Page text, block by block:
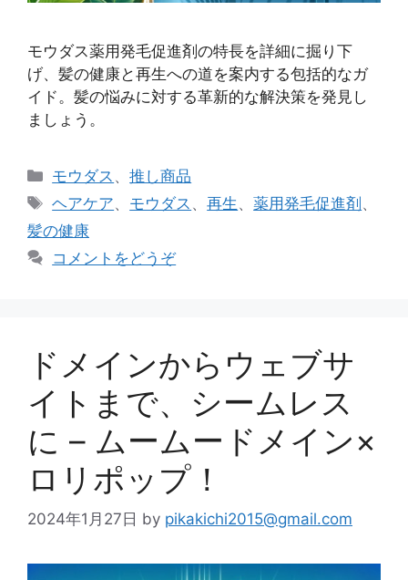
モウダス薬用発毛促進剤の特長を詳細に掘り下
げ、髪の健康と再生への道を案内する包括的なガ
イド。髪の悩みに対する革新的な解決策を発見し
ましょう。
カ
リ
ー
モウダス 、推し商品
タ
グ
ヘアケア、 モウダス 、再生 、薬用発毛促進剤、
髪の健康
コメントをどうぞ
ドメインからウェブサ
イトまで、シームレス
に – ムームードメイン×
ロリポップ！
2024年1月27日 by pikakichi2015@gmail.com